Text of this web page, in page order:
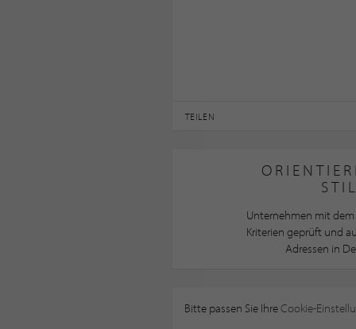
TEILEN
Unternehmen mit dem
Kriterien geprüft und
Adressen in
Bitte passen Sie IhreCookie-